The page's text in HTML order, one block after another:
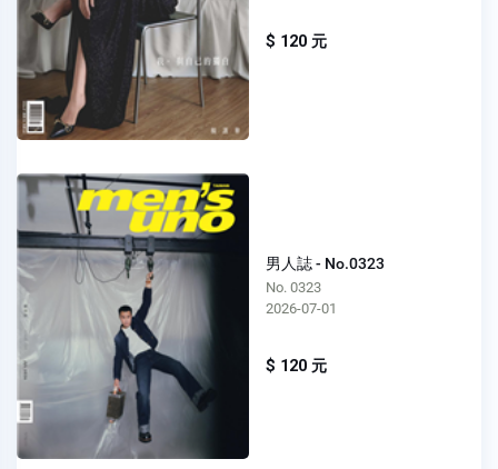
$ 120 元
男人誌 - No.0323
No. 0323
2026-07-01
$ 120 元